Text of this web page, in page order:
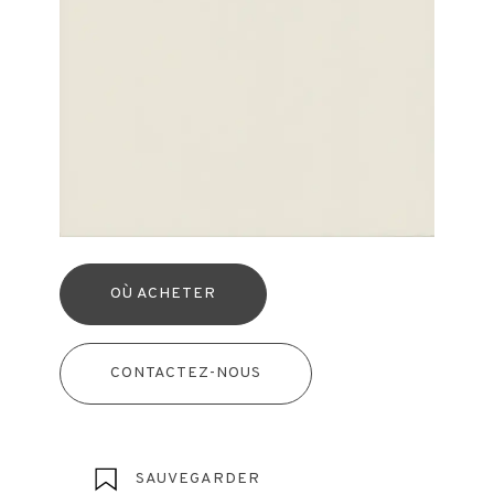
OÙ ACHETER
CONTACTEZ-NOUS
SAUVEGARDER